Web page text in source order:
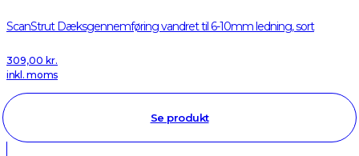
ScanStrut Dæksgennemføring vandret til 6-10mm ledning, sort
309,00 kr.
inkl. moms
Se produkt